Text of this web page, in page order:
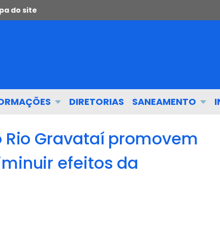
do site
DIRETORIAS SANEAMENTO
Gravataí promovem
efeitos da